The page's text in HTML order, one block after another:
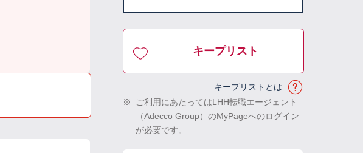
キープリスト
キープリストとは
※
ご利用にあたってはLHH転職エージェント
（Adecco Group）のMyPageへのログイン
が必要です。